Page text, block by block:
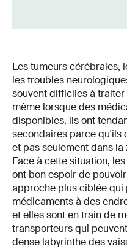
Les tumeurs cérébrales,
les troubles
souvent difficiles à
même lorsque des
disponibles, ils ont
secondaires parce qu'ils
et pas seulement dans
Face à cette situation,
ont bon espoir de
approche plus ciblée
médicaments à des
et elles sont en train de
transporteurs qui
dense labyrinthe des